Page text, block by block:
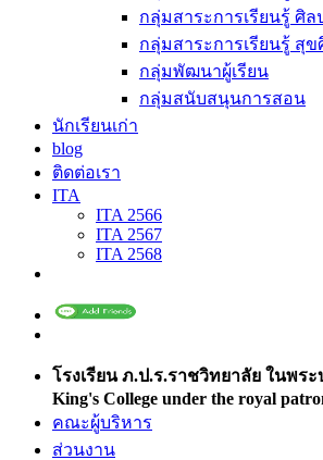
กลุ่มสาระการเรียนรู้ ศิล
กลุ่มสาระการเรียนรู้ สุ
กลุ่มพัฒนาผู้เรียน
กลุ่มสนับสนุนการสอน
นักเรียนเก่า
blog
ติดต่อเรา
ITA
ITA 2566
ITA 2567
ITA 2568
โรงเรียน ภ.ป.ร.ราชวิทยาลัย ในพร
King's College under the royal
คณะผู้บริหาร
ส่วนงาน